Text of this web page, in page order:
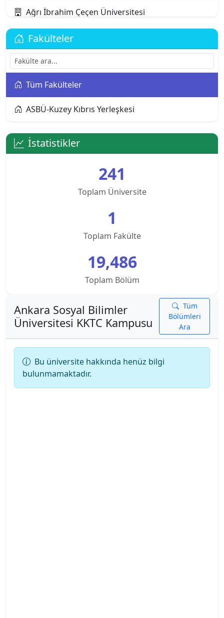
Ağrı İbrahim Çeçen Üniversitesi
Akdeniz Karpaz Üniversitesi
Akdeniz Üniversitesi
Aksaray Üniversitesi
Alanya Alaaddin Keykubat Üniversitesi
Alanya Üniversitesi
Ankara Bilim Üniversitesi
Ankara Hacı Bayram Veli Üniversitesi
Ankara Medipol Üniversitesi
Ankara Müzik ve Güzel Sanatlar Üniversitesi
Ankara Sosyal Bilimler Üniversitesi
Ankara Sosyal Bilimler Üniversitesi KKTC
Kampusu
Ankara Üniversitesi
Fakülteler
Tüm Fakülteler
ASBÜ-Kuzey Kıbrıs Yerleşkesi
İstatistikler
241
Toplam Üniversite
1
Toplam Fakülte
19,486
Toplam Bölüm
Ankara Sosyal Bilimler
Üniversitesi KKTC Kampusu
Tüm
Bölümleri
Ara
Bu üniversite hakkında henüz bilgi
bulunmamaktadır.